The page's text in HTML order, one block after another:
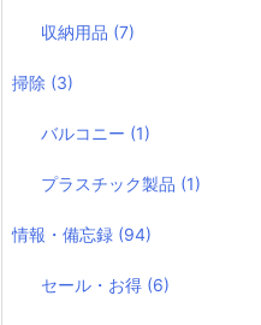
収納用品 (7)
掃除 (3)
バルコニー (1)
プラスチック製品 (1)
情報・備忘録 (94)
セール・お得 (6)